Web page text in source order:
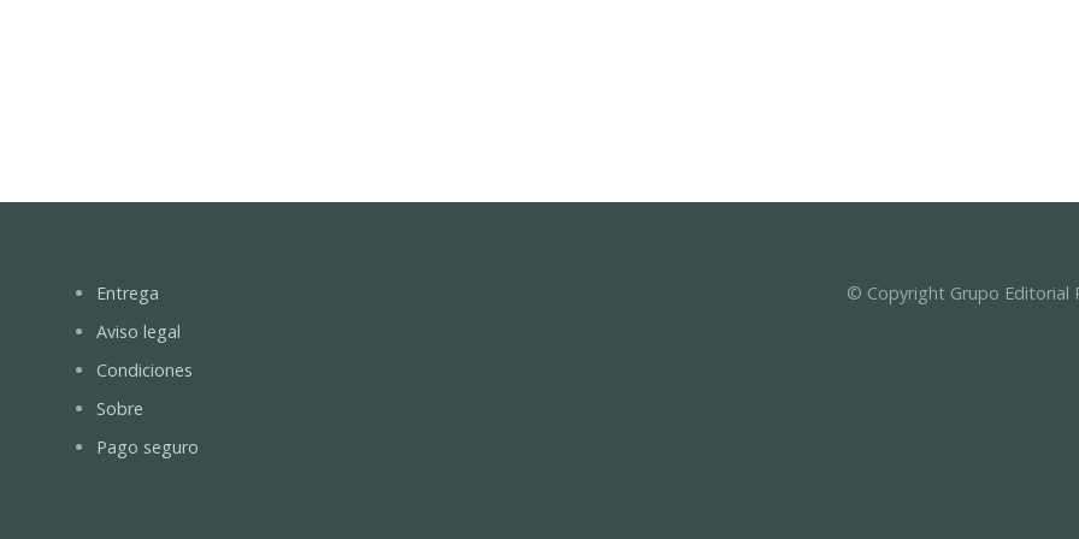
Entrega
Aviso legal
Condiciones
Sobre
Pago seguro
© Copyright Grupo Editorial